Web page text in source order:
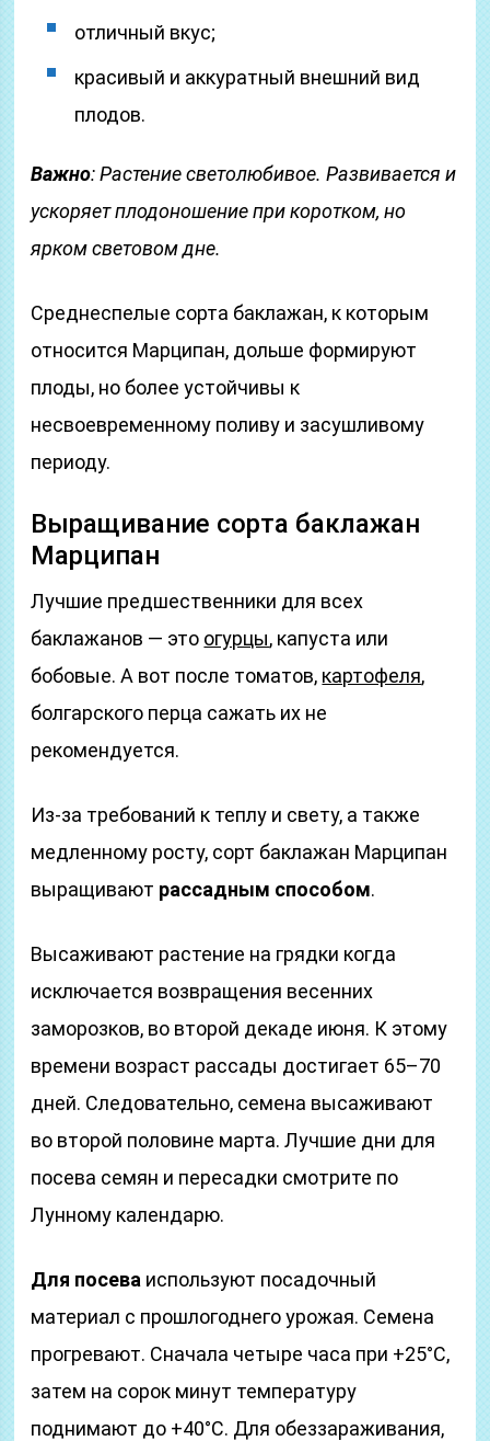
отличный вкус;
красивый и аккуратный внешний вид
плодов.
Важно: Растение светолюбивое. Развивается и
ускоряет плодоношение при коротком, но
ярком световом дне.
Среднеспелые сорта баклажан, к которым
относится Марципан, дольше формируют
плоды, но более устойчивы к
несвоевременному поливу и засушливому
периоду.
Выращивание сорта баклажан
Марципан
Лучшие предшественники для всех
баклажанов — это огурцы, капуста или
бобовые. А вот после томатов, картофеля,
болгарского перца сажать их не
рекомендуется.
Из-за требований к теплу и свету, а также
медленному росту, сорт баклажан Марципан
выращивают рассадным способом.
Высаживают растение на грядки когда
исключается возвращения весенних
заморозков, во второй декаде июня. К этому
времени возраст рассады достигает 65–70
дней. Следовательно, семена высаживают
во второй половине марта. Лучшие дни для
посева семян и пересадки смотрите по
Лунному календарю.
Для посева используют посадочный
материал с прошлогоднего урожая. Семена
прогревают. Сначала четыре часа при +25°С,
затем на сорок минут температуру
поднимают до +40°С. Для обеззараживания,